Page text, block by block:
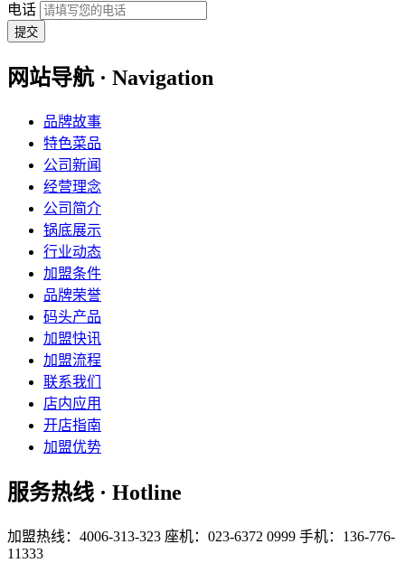
电话
提交
网站导航 · Navigation
品牌故事
特色菜品
公司新闻
经营理念
公司简介
锅底展示
行业动态
加盟条件
品牌荣誉
码头产品
加盟快讯
加盟流程
联系我们
店内应用
开店指南
加盟优势
服务热线 · Hotline
加盟热线：4006-313-323 座机：023-6372 0999 手机：136-776-
11333